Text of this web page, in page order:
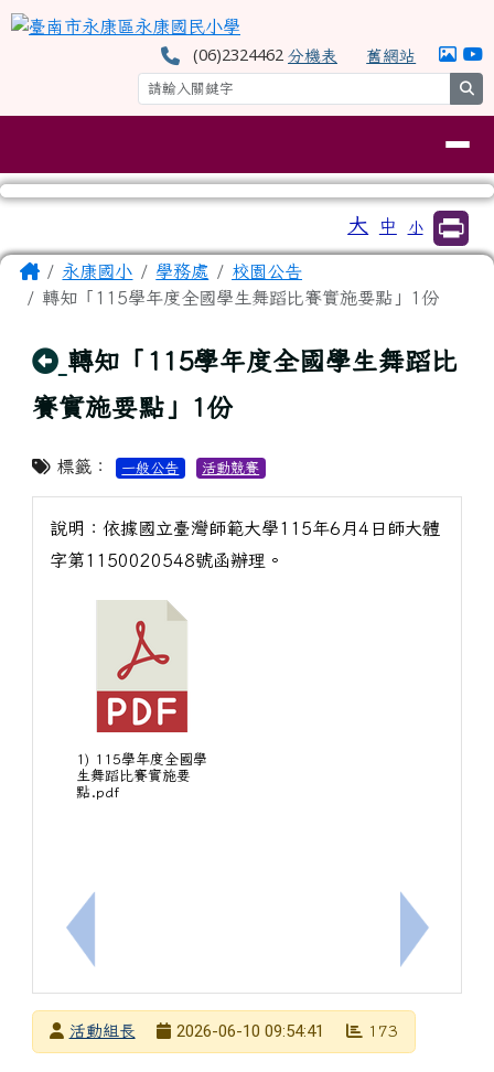
跳至主內容區
臺南市永康區永康國民小學
(06)2324462分機表 舊網站
⏸
大 中 小
主內容區域
Home永康國小 學務處
校園公告
轉知「115學年度全國學生舞蹈比賽實施要點」1份
回上頁
轉知「115學年度全國學生舞蹈比
賽實施要點」1份
標籤： 一般公告 活動競賽
上一筆：轉知教育局來文：請各學校午餐時間(上午
說明：依據國立臺灣師範大學115年6月4日師大體
字第1150020548號函辦理。
1) 115學年度全國學
生舞蹈比賽實施要
點.pdf
下一筆：
發布者活動組長
2026-06-10 09:54:41 173
頁尾區域